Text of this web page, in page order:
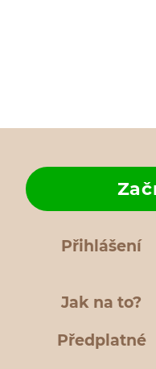
Přihlášení
Jak na to?
Předplatné